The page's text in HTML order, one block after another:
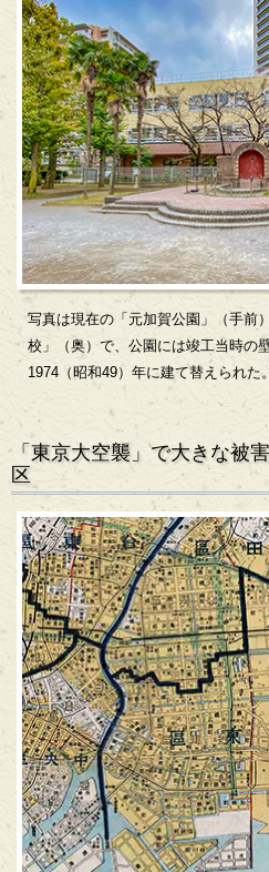
写真は現在の「元加賀公園」（手前
校」（奥）で、公園には竣工当時の
1974（昭和49）年に建て替えられた。
「東京大空襲」で大きな被
区